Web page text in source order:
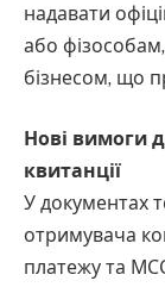
надавати
або
бізнесом, що
Нові вимоги
квитанції
У документах
отримувача
платежу та